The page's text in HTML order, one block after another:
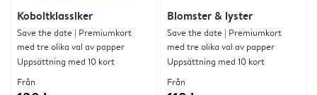
Koboltklassiker
Save the date | Premiumkort
med tre olika val av papper
Uppsättning med 10 kort
Från
Blomster & lyster
Save the date | Premiumkort
med tre olika val av papper
Uppsättning med 10 kort
Från